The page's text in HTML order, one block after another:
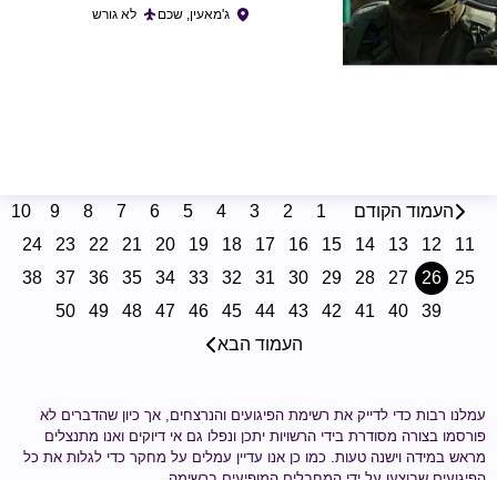
ג'מאעין, שכם לא גורש
העמוד הקודם
10
12
13
14
15
16
17
18
19
20
21
22
23
24
25
26
27
28
29
30
31
32
33
34
35
36
37
38
39
40
41
42
43
44
45
46
47
48
49
50
העמוד הבא
רבות כדי לדייק את רשימת הפיגועים והנרצחים, אך כיון שהדברים לא
בצורה מסודרת בידי הרשויות יתכן ונפלו גם אי דיוקים ואנו מתנצלים
במידה וישנה טעות.כמו כן אנו עדיין עמלים על מחקר כדי לגלותאת כל